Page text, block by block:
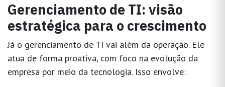
Gerenciamento de TI: visão
estratégica para o crescimento
Já o gerenciamento de TI vai além da operação. Ele
atua de forma proativa, com foco na evolução da
empresa por meio da tecnologia. Isso envolve: